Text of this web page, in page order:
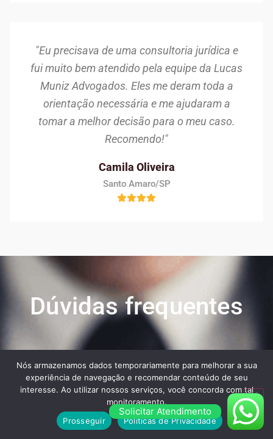
"Eu precisava de uma consultoria jurídica e
fui muito bem atendido pela equipe da Lucas
Muniz Advogados. Eles me deram toda a
orientação necessária e me ajudaram a
tomar a melhor decisão para o meu caso.
Recomendo!"
Camila Oliveira
Santo Amaro/SP
Dúvidas frequentes
clientes ao contratar os nossos serviços:
Solicitar Atendimento
Nós armazenamos dados temporariamente para melhorar a sua
experiência de navegação e recomendar conteúdo de seu
interesse. Ao utilizar nossos serviços, você concorda com tal
monitoramento.
Prosseguir
Políticas de Privacidade